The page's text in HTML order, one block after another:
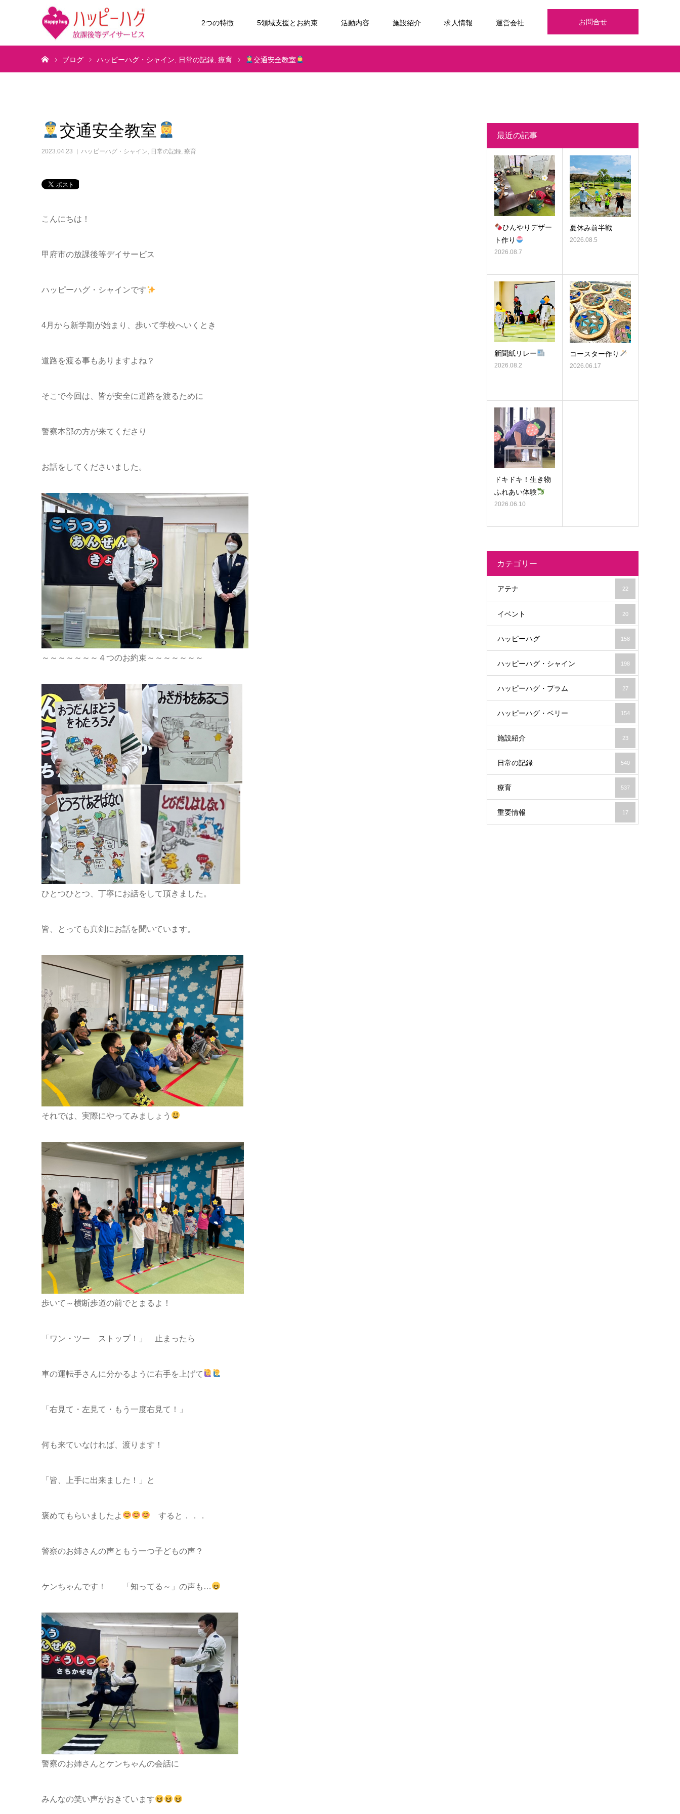
お問合せ
2つの特徴 5領域支援とお約束 活動内容 施設紹介 求人情報 運営会社
ブログ ハッピーハグ・シャイン 日常の記録 療育 交通安全教室
交通安全教室
2023.04.23 ハッピーハグ・シャイン, 日常の記録, 療育
こんにちは！
甲府市の放課後等デイサービス
ハッピーハグ・シャインです
4月から新学期が始まり、歩いて学校へいくとき
道路を渡る事もありますよね？
そこで今回は、皆が安全に道路を渡るために
警察本部の方が来てくださり
お話をしてくださいました。
～～～～～～～４つのお約束～～～～～～～
ひとつひとつ、丁寧にお話をして頂きました。
皆、とっても真剣にお話を聞いています。
それでは、実際にやってみましょう
歩いて～横断歩道の前でとまるよ！
「ワン・ツー ストップ！」 止まったら
車の運転手さんに分かるように右手を上げて
「右見て・左見て・もう一度右見て！」
何も来ていなければ、渡ります！
「皆、上手に出来ました！」と
褒めてもらいましたよ すると．．．
警察のお姉さんの声ともう一つ子どもの声？
ケンちゃんです！ 「知ってる～」の声も…
警察のお姉さんとケンちゃんの会話に
みんなの笑い声がおきています
最近の記事
ひんやりデザー
ト作り
2026.08.7
夏休み前半戦
2026.08.5
新聞紙リレー
2026.08.2
コースター作り
2026.06.17
ドキドキ！生き物
ふれあい体験
2026.06.10
カテゴリー
アテナ 22
イベント 20
ハッピーハグ 158
ハッピーハグ・シャイン 198
ハッピーハグ・プラム 27
ハッピーハグ・ベリー 154
施設紹介 23
日常の記録 540
療育 537
重要情報 17